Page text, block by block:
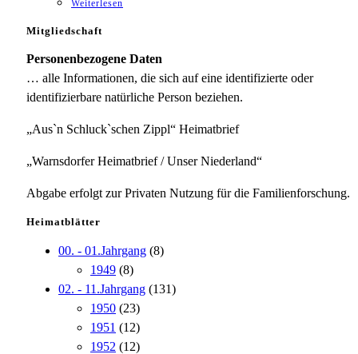
Weiterlesen
Mitgliedschaft
Personenbezogene Daten
… alle Informationen, die sich auf eine identifizierte oder
identifizierbare natürliche Person beziehen.
„Aus`n Schluck`schen Zippl“ Heimatbrief
„Warnsdorfer Heimatbrief / Unser Niederland“
Abgabe erfolgt zur Privaten Nutzung für die Familienforschung.
Heimatblätter
00. - 01.Jahrgang (8)
1949 (8)
02. - 11.Jahrgang (131)
1950 (23)
1951 (12)
1952 (12)